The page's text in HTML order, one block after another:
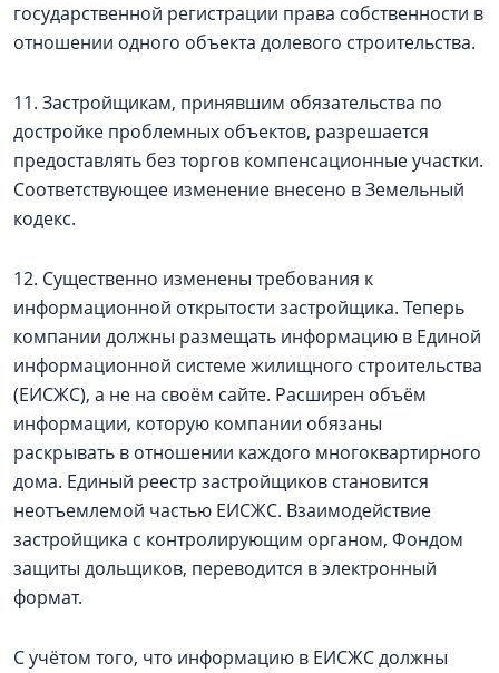
государственной регистрации права собственности в
отношении одного объекта долевого строительства.
11. Застройщикам, принявшим обязательства по
достройке проблемных объектов, разрешается
предоставлять без торгов компенсационные участки.
Соответствующее изменение внесено в Земельный
кодекс.
12. Существенно изменены требования к
информационной открытости застройщика. Теперь
компании должны размещать информацию в Единой
информационной системе жилищного строительства
(ЕИСЖС), а не на своём сайте. Расширен объём
информации, которую компании обязаны
раскрывать в отношении каждого многоквартирного
дома. Единый реестр застройщиков становится
неотъемлемой частью ЕИСЖС. Взаимодействие
застройщика с контролирующим органом, Фондом
защиты дольщиков, переводится в электронный
формат.
С учётом того, что информацию в ЕИСЖС должны